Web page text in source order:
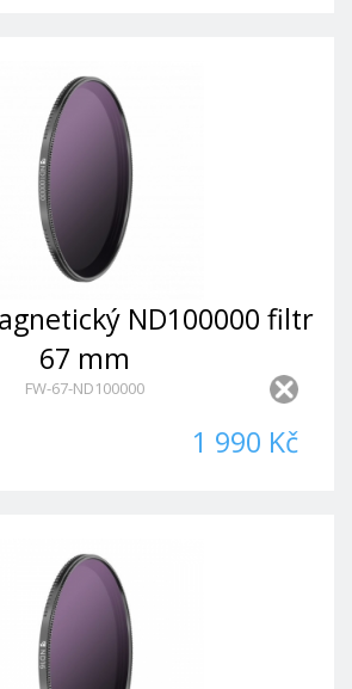
ND100000 filtr
67 mm
FW-67-ND100000
1 990 Kč